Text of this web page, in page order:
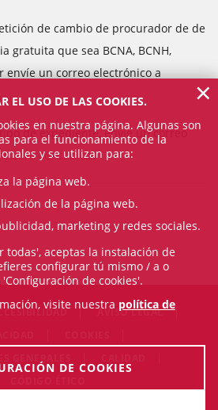
de cambio de procurador de de
gratuita que sea BCNA, BCNH,
envíe un correo electrónico a
de expediente, envíe un correo
AVISO LEGAL
EL USO DE LAS COOKIES.
en nuestra página. Algunas son
para el funcionamiento de la
y se utilizan para:
la página web.
de la página web.
marketing y redes sociales.
todas', aceptas la instalación de
configurar tú mismo / a o
de cookies'.
visite nuestra política de
DE COOKIES
×